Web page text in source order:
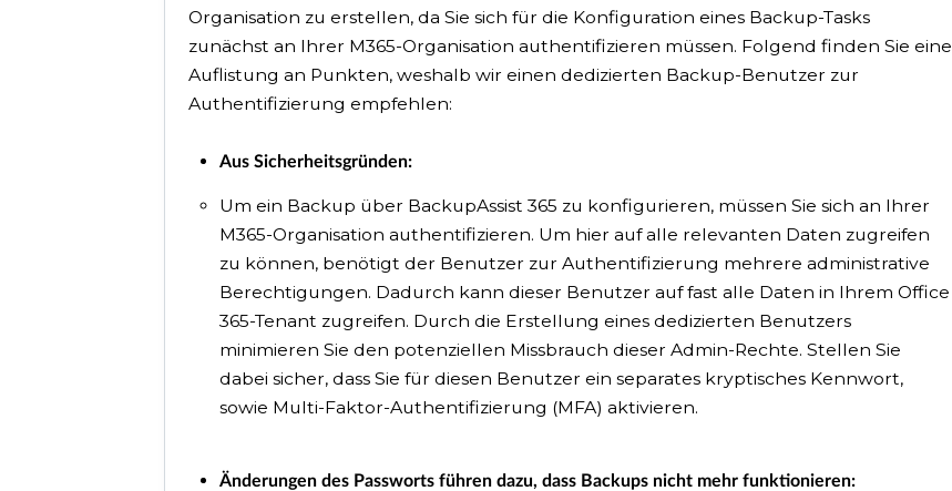
Organisation zu erstellen, da Sie sich für die Konfiguration eines Backup-Tasks
zunächst an Ihrer M365-Organisation authentifizieren müssen. Folgend finden Sie eine
Auflistung an Punkten, weshalb wir einen dedizierten Backup-Benutzer zur
Authentifizierung empfehlen:
Aus Sicherheitsgründen:
Um ein Backup über BackupAssist 365 zu konfigurieren, müssen Sie sich an Ihrer
M365-Organisation authentifizieren. Um hier auf alle relevanten Daten zugreifen
zu können, benötigt der Benutzer zur Authentifizierung mehrere administrative
Berechtigungen. Dadurch kann dieser Benutzer auf fast alle Daten in Ihrem Office
365-Tenant zugreifen. Durch die Erstellung eines dedizierten Benutzers
minimieren Sie den potenziellen Missbrauch dieser Admin-Rechte. Stellen Sie
dabei sicher, dass Sie für diesen Benutzer ein separates kryptisches Kennwort,
sowie Multi-Faktor-Authentifizierung (MFA) aktivieren.
Änderungen des Passworts führen dazu, dass Backups nicht mehr funktionieren: